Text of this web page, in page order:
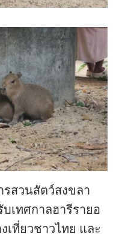
สวนสัตว์สงขลา
เทศกาลฮารีรายอ
ที่ยวชาวไทย และ